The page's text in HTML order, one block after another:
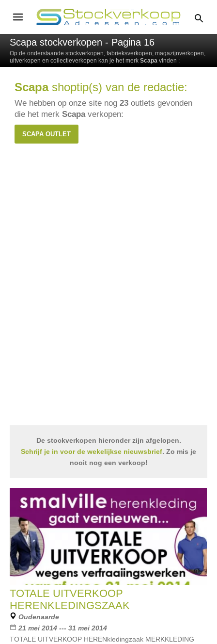
Scapa stockverkopen - Pagina 16
Op de onderstaande stockverkopen, fabrieksverkopen, magazijnverkopen,
uitverkopen en collectieverkopen kan je het merk Scapa vinden :
Scapashoptip(s) van de redactie:
We hebben op onze site nog 23 outlets gevonden
die het merk Scapaverkopen:
SCAPA OUTLET
De stockverkopen hieronder zijn afgelopen.
Schrijf je in voor de wekelijkse nieuwsbrief. Zo mis je
nooit nog een verkoop!
TOTALE UITVERKOOP
HERENKLEDINGSZAAK
Oudenaarde
21 mei 2014 --- 31 mei 2014
TOTALE UITVERKOOP HERENkledingzaak MERKKLEDING